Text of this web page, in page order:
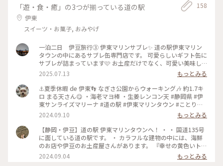
「遊・食・癒」の3つが揃っている道の駅
伊東
スイーツ・お菓子, おみやげ
158
一泊二日 伊豆旅行③ 伊東マリンサブレ✨️ 道の駅伊東マリン
タウンの中にあるサブレ缶専門店です。 可愛らしいギフト缶に
サブレが詰まっています🩷 お土産だけでなく、可愛い美味し
いスイーツも売っています💕 オヤツに購入したのは、 スクエ
アーシュークリーム、1番人気ブリュレとマリにゃんドーナツ
💖 どちらも美味しかったですが、スクエアーシュークリーム
は、中のクリームが冷たくて暑い日には、こちらがより美味し
くてオススメです✨️ 2025.7.8 #伊東マリンサブレ #ゆるり夏時
2025.07.13
もっとみる
⚓️夏季休暇 de 伊東👣 なぎさ公園からウォーキング🎶 約1.7キ
ロ まる天さん😋 ・海老マヨ棒 ・生姜レンコン天 #静岡県 #伊
東サンライズマリーナ #道の駅 #伊東マリンタウン #ことりっ
ぷ旅2024 2024/9/5
2024.09.10
もっとみる
【静岡・伊豆】道の駅 伊東マリンタウンへ！ ・ ・ 国道135号
に面している道の駅です。 ・ カラフルな建物の中には、海鮮
のお店や伊豆のお土産屋さんがあります。 『幸せの黄色いトイ
レ』というちょっと有名？なトイレがあるのもこの道の駅で
す。 ・ レストランやカフェも充実。海沿いを散歩したり、足
2024.09.04 もっとみる